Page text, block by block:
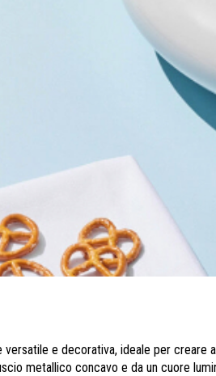
versatile e decorativa, ideale per
metallico concavo e da un cuore